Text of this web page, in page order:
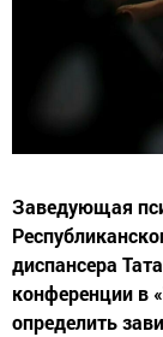
Заведующая
диспансера
конференции в
определить